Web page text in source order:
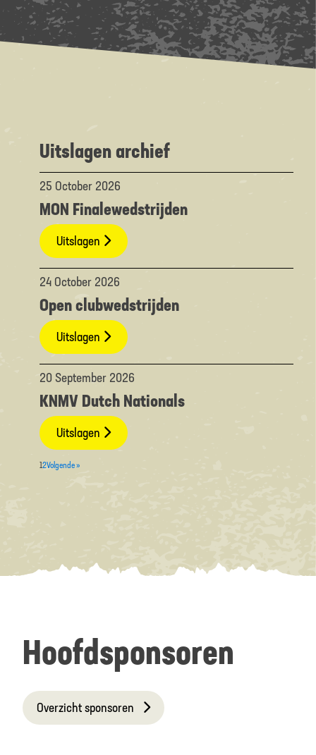
Uitslagen archief
25 October 2026
MON Finalewedstrijden
Uitslagen
24 October 2026
Open clubwedstrijden
Uitslagen
20 September 2026
KNMV Dutch Nationals
Uitslagen
12Volgende »
Hoofdsponsoren
Overzicht sponsoren